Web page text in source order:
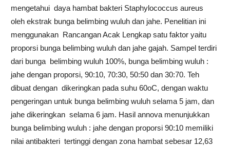
mengetahui daya hambat bakteri Staphylococcus aureus
oleh ekstrak bunga belimbing wuluh dan jahe. Penelitian ini
menggunakan Rancangan Acak Lengkap satu faktor yaitu
proporsi bunga belimbing wuluh dan jahe gajah. Sampel terdiri
dari bunga belimbing wuluh 100%, bunga belimbing wuluh :
jahe dengan proporsi, 90:10, 70:30, 50:50 dan 30:70. Teh
dibuat dengan dikeringkan pada suhu 60oC, dengan waktu
pengeringan untuk bunga belimbing wuluh selama 5 jam, dan
jahe dikeringkan selama 6 jam. Hasil annova menunjukkan
bunga belimbing wuluh : jahe dengan proporsi 90:10 memiliki
nilai antibakteri tertinggi dengan zona hambat sebesar 12,63